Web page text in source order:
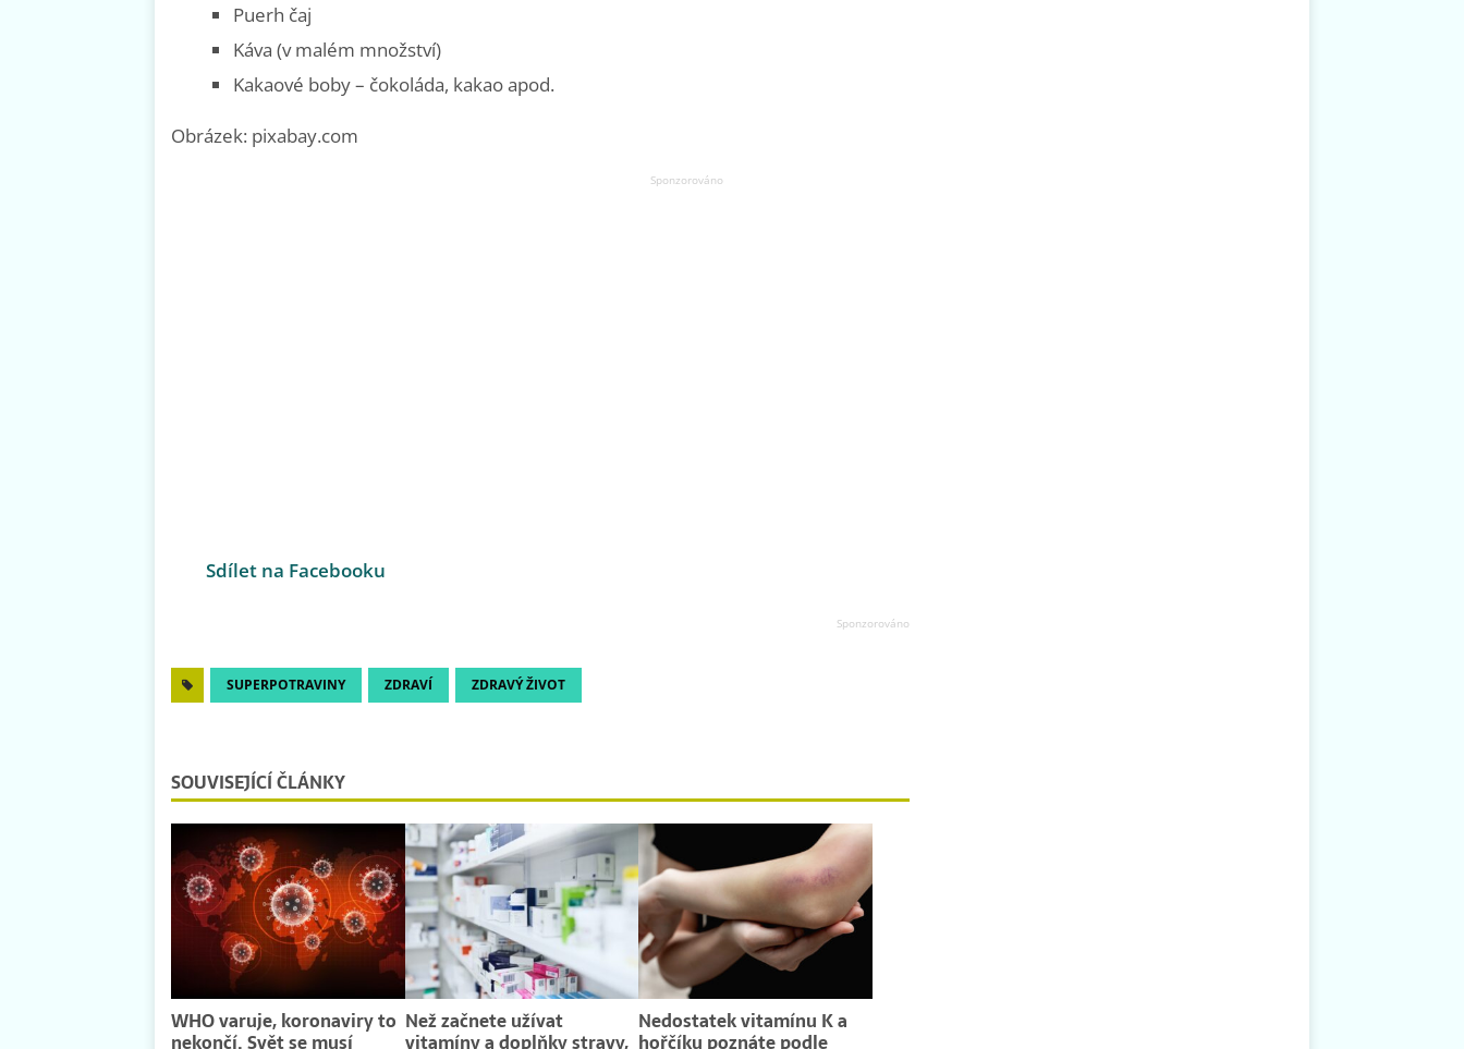
Puerh čaj
Káva (v malém množství)
Kakaové boby – čokoláda, kakao apod.
Obrázek: pixabay.com
Sdílet na Facebooku
SUPERPOTRAVINY ZDRAVÍ ZDRAVÝ ŽIVOT
SOUVISEJÍCÍ ČLÁNKY
WHO varuje, koronaviry to
nekončí. Svět se musí
Než začnete užívat
vitamíny a doplňky stravy,
Nedostatek vitamínu K a
hořčíku poznáte podle